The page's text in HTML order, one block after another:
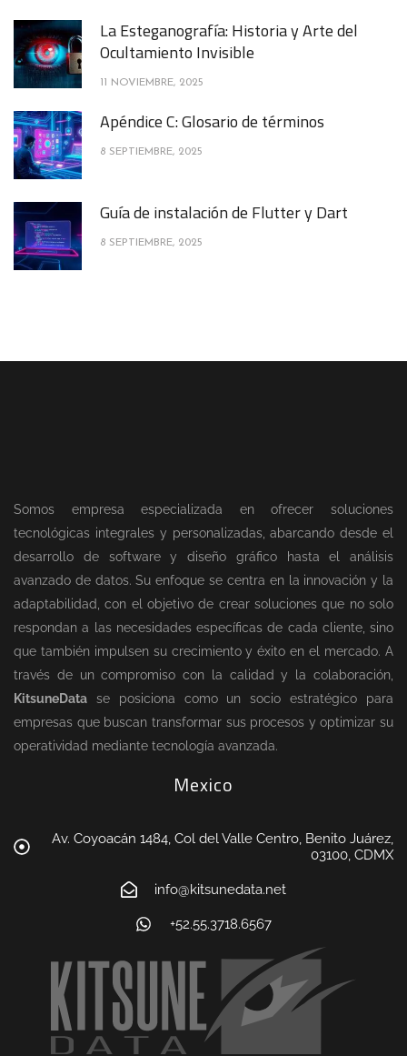
La Esteganografía: Historia y Arte del
Ocultamiento Invisible
11 NOVIEMBRE, 2025
Apéndice C: Glosario de términos
8 SEPTIEMBRE, 2025
Guía de instalación de Flutter y Dart
8 SEPTIEMBRE, 2025
Somos empresa especializada en ofrecer soluciones
tecnológicas integrales y personalizadas, abarcando desde el
desarrollo de software y diseño gráfico hasta el análisis
avanzado de datos. Su enfoque se centra en la innovación y la
adaptabilidad, con el objetivo de crear soluciones que no solo
respondan a las necesidades específicas de cada cliente, sino
que también impulsen su crecimiento y éxito en el mercado. A
través de un compromiso con la calidad y la colaboración,
KitsuneData se posiciona como un socio estratégico para
empresas que buscan transformar sus procesos y optimizar su
operatividad mediante tecnología avanzada.
Mexico
Av. Coyoacán 1484, Col del Valle Centro, Benito Juárez,
03100, CDMX
info@kitsunedata.net
+52.55.3718.6567